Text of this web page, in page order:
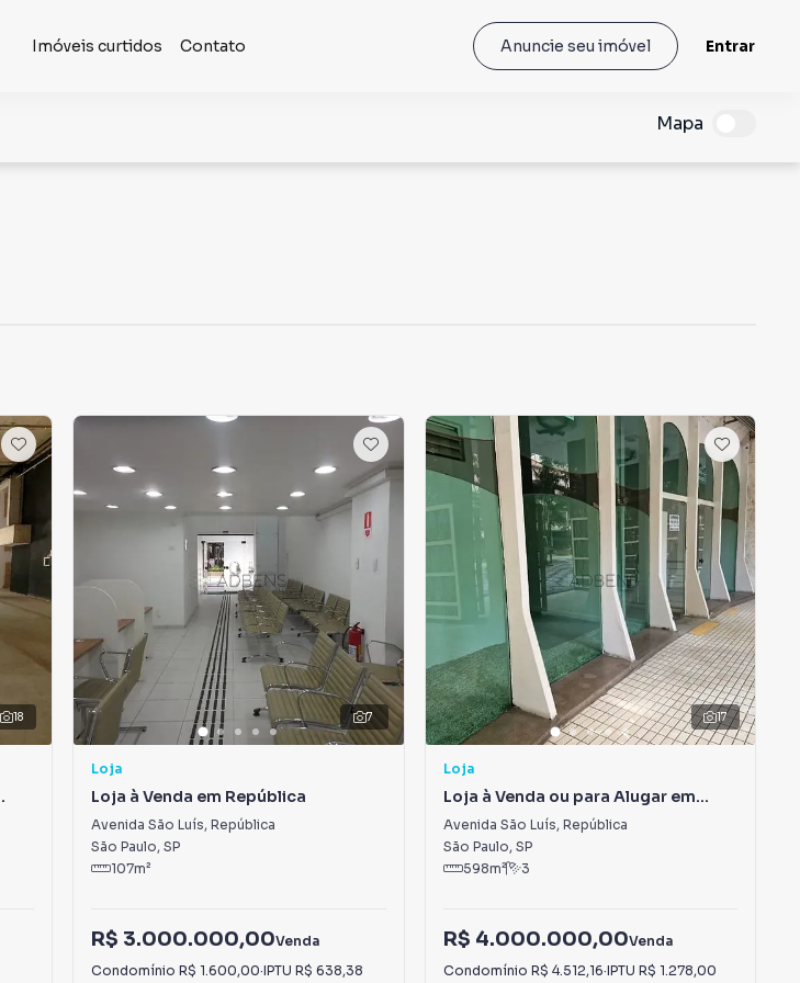
Imóveis curtidos Contato Anuncie seu imóvel Entrar
Mapa
18 7
Loja
Loja à Venda em República
Avenida São Luís, República
São Paulo, SP
107m²
R$ 3.000.000,00Venda
Condomínio R$ 1.600,00·IPTU R$ 638,38
17
Loja
Loja à Venda ou para Alugar em
República
Avenida São Luís, República
São Paulo, SP
598m² 3
R$ 4.000.000,00Venda
Condomínio R$ 4.512,16·IPTU R$ 1.278,00